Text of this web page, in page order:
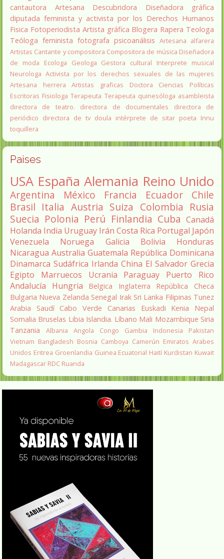
cantautora
Artesana Descubridora
Diseñadora gráfica
diputada feminista y activista por los Derechos Humanos
Fisica Fotoperiodista Artista gráfica Blogera Rapera Teologa
Teóloga feminista fotografa psicoanálisis Artesana alfarera
Artistas Cantante y compositora Compositora de música Diseñadora
de moda
Ecologa Geologa Gestora cultural
Interprete musical
Neurologa Activista por los derechos sexuales de las mujeres
Artesana herrera
Artistas graficas
Doctora Ciencias Políticas
Escritoras Fisiologa Terapeuta Terapeuta quinesóloga asambleista
directora de teatro.
directora de documentales
directora de
periódico directora de tv doula intérprete de sitar poeta Innu
toquillera
Paises
USA España Alemania Reino Unido
Argentina México Francia Ecuador
Chile
Brasil Italia Austria Suiza Colombia Rusia
Suecia Polonia Perú Finlandia Cuba Canadá
Holanda India Uruguay Irán Costa Rica Portugal Japón
Venezuela
Noruega Galicia Bolivia
Honduras
Nicaragua Australia Guatemala República Dominicana
Dinamarca Sudáfrica Irlanda China El Salvador Grecia
Egipto
Marruecos Ucrania Paraguay
Puerto Rico
Andalucía
Hungria Belgica Inglaterra
República Checa
Bulgaria Nueva Zelanda Senegal Irak Sri Lanka Filipinas Tunez
Arabia Saudí Cabo Verde Canarias Euskadi Kenia
Nepal
Somalia Bruselas Libia Islandia. Líbano Mali Mozambique Siria
Tanzania
Albania Angola Congo Gambia Indonesia
Pakistan
Vietnam Bangladesh Bosnia Camboya Camerún Emiratos Arabes
Unidos Eritrea Groenlandia Guinea Ecuatorial Haití Kurdistan Kuwait
Madagascar RDC Ruanda